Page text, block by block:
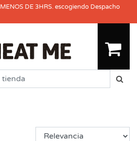
DE 3HRS. escogiendo Despacho